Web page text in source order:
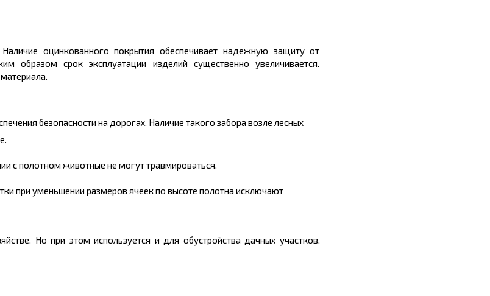
оцинкованного покрытия обеспечивает надежную защиту от
образом срок эксплуатации изделий существенно увеличивается.
безопасности на дорогах. Наличие такого забора возле лесных
с полотном животные не могут травмироваться.
при уменьшении размеров ячеек по высоте полотна исключают
Но при этом используется и для обустройства дачных участков,